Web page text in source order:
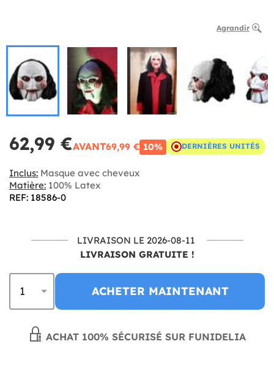
Agrandir
62,99 €AVANT69,99 € 10% DERNIÈRES UNITÉS
Inclus: Masque avec cheveux
Matière: 100% Latex
REF: 18586-0
LIVRAISON LE 2026-08-11
LIVRAISON GRATUITE !
ACHETER MAINTENANT
ACHAT 100% SÉCURISÉ SUR FUNIDELIA